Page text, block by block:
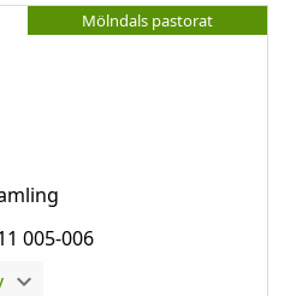
Mölndals pastorat
005-006